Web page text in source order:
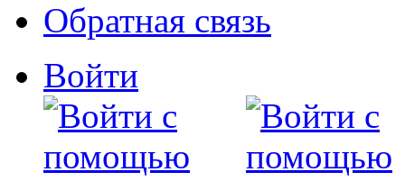
Обратная связь
Войти